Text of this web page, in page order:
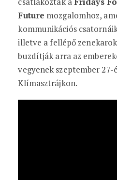
Future mozgalomhoz,
kommunikációs
illetve a fellépő
buzdítják arra az
vegyenek szeptember 27-
Klímasztrájkon.